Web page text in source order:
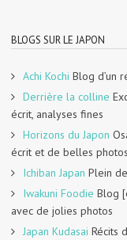
BLOGS SUR LE JAPON
Achi Kochi Blog d’un
Derrière la colline
écrit, analyses fines
Horizons du Japon
écrit et de belles
Ichiban Japan Plein
Iwakuni Foodie Blog
avec de jolies photos
Japan Kudasai Récits